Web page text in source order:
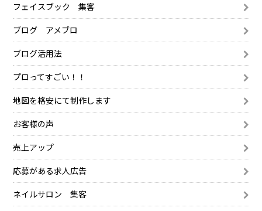
フェイスブック 集客
ブログ アメブロ
ブログ活用法
プロってすごい！！
地図を格安にて制作します
お客様の声
売上アップ
応募がある求人広告
ネイルサロン 集客